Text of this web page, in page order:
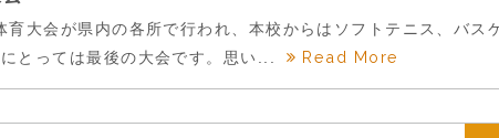
大会が県内の各所で行われ、本校からはソフトテニス、バス
とっては最後の大会です。思い...
Read More